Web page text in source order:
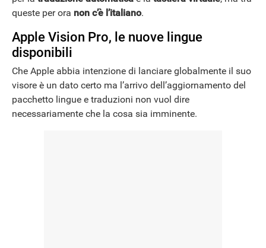
queste per ora non c’è l’italiano.
Apple Vision Pro, le nuove lingue
disponibili
Che Apple abbia intenzione di lanciare globalmente il suo
visore è un dato certo ma l’arrivo dell’aggiornamento del
pacchetto lingue e traduzioni non vuol dire
necessariamente che la cosa sia imminente.